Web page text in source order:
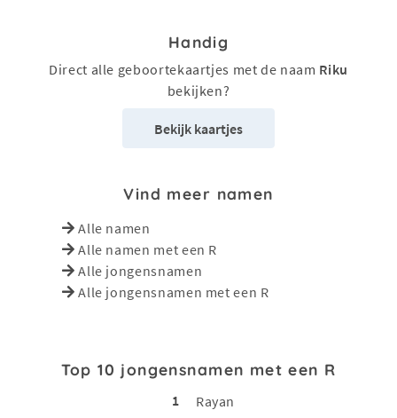
Handig
Direct alle geboortekaartjes met de naam Riku
bekijken?
Bekijk kaartjes
Vind meer namen
Alle namen
Alle namen met een R
Alle jongensnamen
Alle jongensnamen met een R
Top 10 jongensnamen met een R
1
Rayan